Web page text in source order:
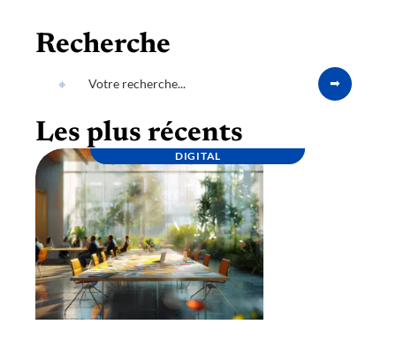
Recherche
Les plus récents
DIGITAL